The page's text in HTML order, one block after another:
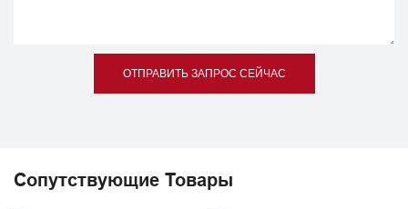
ОТПРАВИТЬ ЗАПРОС СЕЙЧАС
Сопутствующие Товары